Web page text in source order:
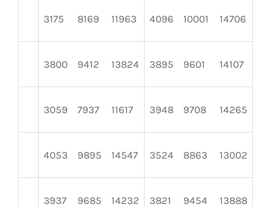
3175 8169 11963 4096 10001 14706
3800 9412 13824 3895 9601 14107
3059 7937 11617 3948 9708 14265
4053 9895 14547 3524 8863 13002
3937 9685 14232 3821 9454 13888